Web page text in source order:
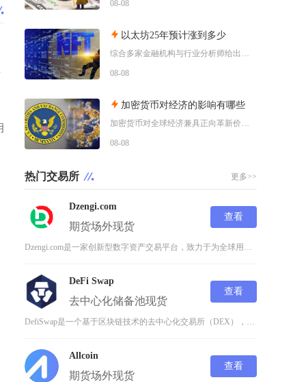
08-08
以太坊25年预计涨到多少
综合多家金融机构与行业分析师给出的行情推演，以太坊2025年将呈现区间分化走势，基准预期价
08-08
加密货币对经济的影响有哪些
加密货币对全球经济兼具正向革新价值与系统性风险，会从跨境支付体系、居民资产配置、各国货币政
08-08
热门交易所 更多>>
Dzengi.com
期货场外现货
查看
Dzengi.com是一家创新型数字资产交易平台，致力于为全球用户提供安全、高效、透明的加
DeFi Swap
去中心化储备池现货
查看
DefiSwap是一个基于区块链技术的去中心化交易所（DEX），专注于提供高效、安全的数字
Allcoin
期货场外现货
查看